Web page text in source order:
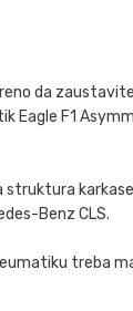
da
Eagle F1
struktura
Benz CLS.
treba